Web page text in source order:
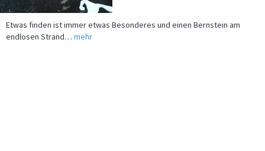
Etwas finden ist immer etwas Besonderes und einen Bernstein am
endlosen Strand… mehr